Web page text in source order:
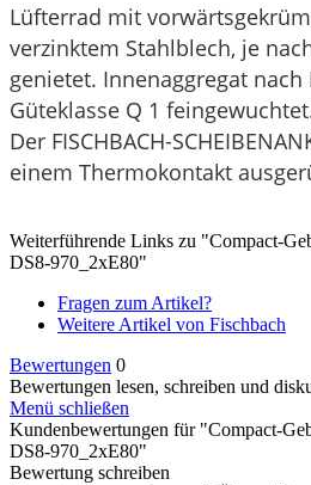
Lüfterrad mit
verzinktem Stahlblech, je
genietet. Innenaggregat nach
Güteklasse Q 1
Der FISCHBACH-
einem Thermokontakt
Weiterführende Links zu "Compact-
DS8-970_2xE80"
Fragen zum Artikel?
Weitere Artikel von Fischbach
Bewertungen 0
Bewertungen lesen, schreiben und
Menü schließen
Kundenbewertungen für "Compact-
DS8-970_2xE80"
Bewertung schreiben